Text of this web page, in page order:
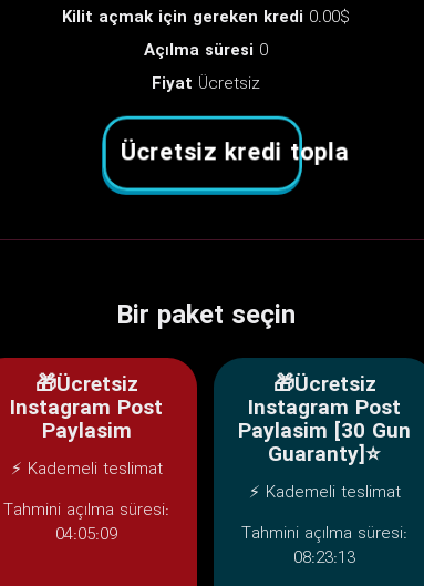
Kilit açmak için gereken kredi 0.00$
Açılma süresi 0
Fiyat Ücretsiz
Ücretsiz kredi topla
Bir paket seçin
🎁Ücretsiz
Instagram Post
Paylasim
⚡ Kademeli teslimat
Tahmini açılma süresi:
04:05:09
🎁Ücretsiz
Instagram Post
Paylasim [30 Gun
Guaranty]⭐
⚡ Kademeli teslimat
Tahmini açılma süresi:
08:23:13